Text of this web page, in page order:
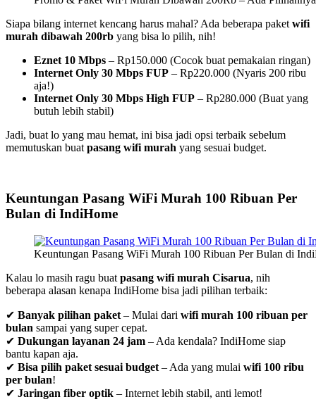
Siapa bilang internet kencang harus mahal? Ada beberapa paket wifi
murah dibawah 200rb yang bisa lo pilih, nih!
Eznet 10 Mbps – Rp150.000 (Cocok buat pemakaian ringan)
Internet Only 30 Mbps FUP – Rp220.000 (Nyaris 200 ribu
aja!)
Internet Only 30 Mbps High FUP – Rp280.000 (Buat yang
butuh lebih stabil)
Jadi, buat lo yang mau hemat, ini bisa jadi opsi terbaik sebelum
memutuskan buat pasang wifi murah yang sesuai budget.
Keuntungan Pasang WiFi Murah 100 Ribuan Per
Bulan di IndiHome
Keuntungan Pasang WiFi Murah 100 Ribuan Per Bulan di
Kalau lo masih ragu buat pasang wifi murah Cisarua, nih
beberapa alasan kenapa IndiHome bisa jadi pilihan terbaik:
✔ Banyak pilihan paket – Mulai dari wifi murah 100 ribuan per
bulan sampai yang super cepat.
✔ Dukungan layanan 24 jam – Ada kendala? IndiHome siap
bantu kapan aja.
✔ Bisa pilih paket sesuai budget – Ada yang mulai wifi 100 ribu
per bulan!
✔ Jaringan fiber optik – Internet lebih stabil, anti lemot!